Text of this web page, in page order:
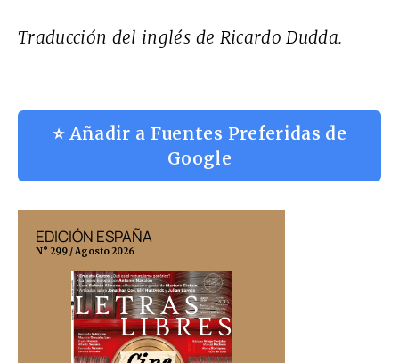
Traducción del inglés de Ricardo Dudda.
⭐ Añadir a Fuentes Preferidas de
Google
EDICIÓN ESPAÑA
N° 299 / Agosto 2026